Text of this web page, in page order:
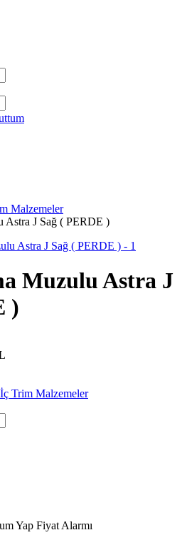
Malzemeler
Astra J Sağ ( PERDE )
Muzulu Astra J
)
Trim Malzemeler
Yap Fiyat Alarmı